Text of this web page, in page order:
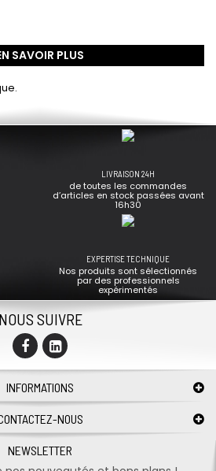
SAVOIR PLUS
LIVRAISON 24H
de toutes les commandes
d’articles en stock passées avant
16h30
EXPERTISE TECHNIQUE
Nos produits sont sélectionnés
par des professionnels
expérimentés
NOUS SUIVRE
INFORMATIONS
NOUS
NEWSLETTER